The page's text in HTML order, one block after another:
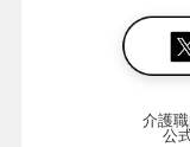
介護
公